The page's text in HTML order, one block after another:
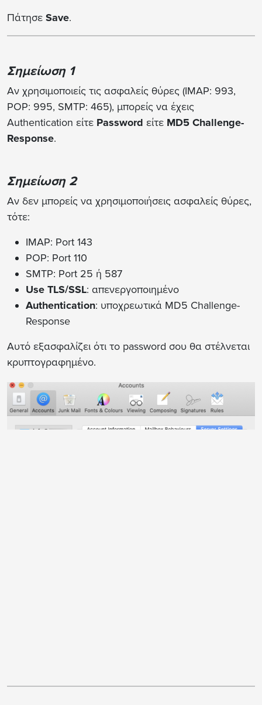
Πάτησε Save.
Σημείωση 1
Αν χρησιμοποιείς τις ασφαλείς θύρες (IMAP: 993,
POP: 995, SMTP: 465), μπορείς να έχεις
Authentication είτε Password είτε MD5 Challenge-
Response.
Σημείωση 2
Αν δεν μπορείς να χρησιμοποιήσεις ασφαλείς θύρες,
τότε:
IMAP: Port 143
POP: Port 110
SMTP: Port 25 ή 587
Use TLS/SSL: απενεργοποιημένο
Authentication: υποχρεωτικά MD5 Challenge-
Response
Αυτό εξασφαλίζει ότι το password σου θα στέλνεται
κρυπτογραφημένο.